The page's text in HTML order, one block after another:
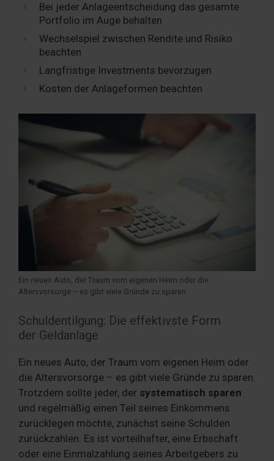
Bei jeder Anlageentscheidung das gesamte
Portfolio im Auge behalten
Wechselspiel zwischen Rendite und Risiko
beachten
Langfristige Investments bevorzugen
Kosten der Anlageformen beachten
Ein neues Auto, der Traum vom eigenen Heim oder die
Altersvorsorge – es gibt viele Gründe zu sparen.
Schuldentilgung: Die effektivste Form
der Geldanlage
Ein neues Auto, der Traum vom eigenen Heim oder
die Altersvorsorge – es gibt viele Gründe zu sparen.
Trotzdem sollte jeder, der systematisch sparen
und regelmäßig einen Teil seines Einkommens
zurücklegen möchte, zunächst seine Schulden
zurückzahlen. Es ist vorteilhafter, eine Erbschaft
oder eine Einmalzahlung seines Arbeitgebers zu